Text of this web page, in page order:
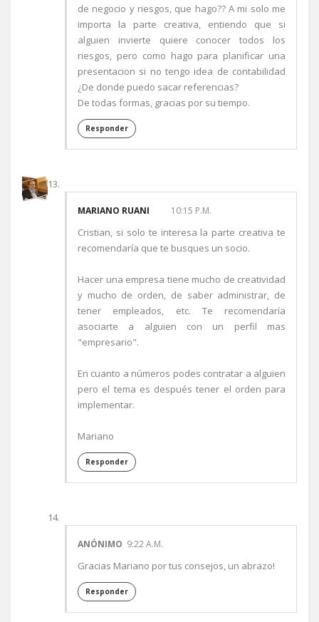
de negocio y riesgos, que hago?? A mi solo me
importa la parte creativa, entiendo que si
alguien invierte quiere conocer todos los
riesgos, pero como hago para planificar una
presentacion si no tengo idea de contabilidad
¿De donde puedo sacar referencias?
De todas formas, gracias por su tiempo.
Responder
MARIANO RUANI 10:15 P.M.
Cristian, si solo te interesa la parte creativa te
recomendaría que te busques un socio.
Hacer una empresa tiene mucho de creatividad
y mucho de orden, de saber administrar, de
tener empleados, etc. Te recomendaría
asociarte a alguien con un perfil mas
"empresario".
En cuanto a números podes contratar a alguien
pero el tema es después tener el orden para
implementar.
Mariano
Responder
ANÓNIMO 9:22 A.M.
Gracias Mariano por tus consejos, un abrazo!
Responder